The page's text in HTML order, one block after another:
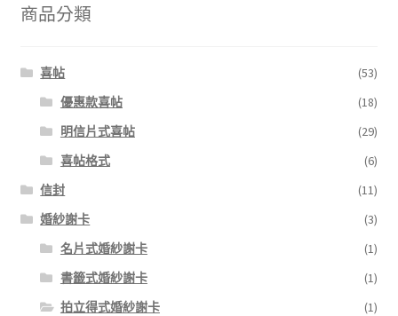
商品分類
喜帖
(53)
優惠款喜帖
(18)
明信片式喜帖
(29)
喜帖格式
(6)
信封
(11)
婚紗謝卡
(3)
名片式婚紗謝卡
(1)
書籤式婚紗謝卡
(1)
拍立得式婚紗謝卡
(1)